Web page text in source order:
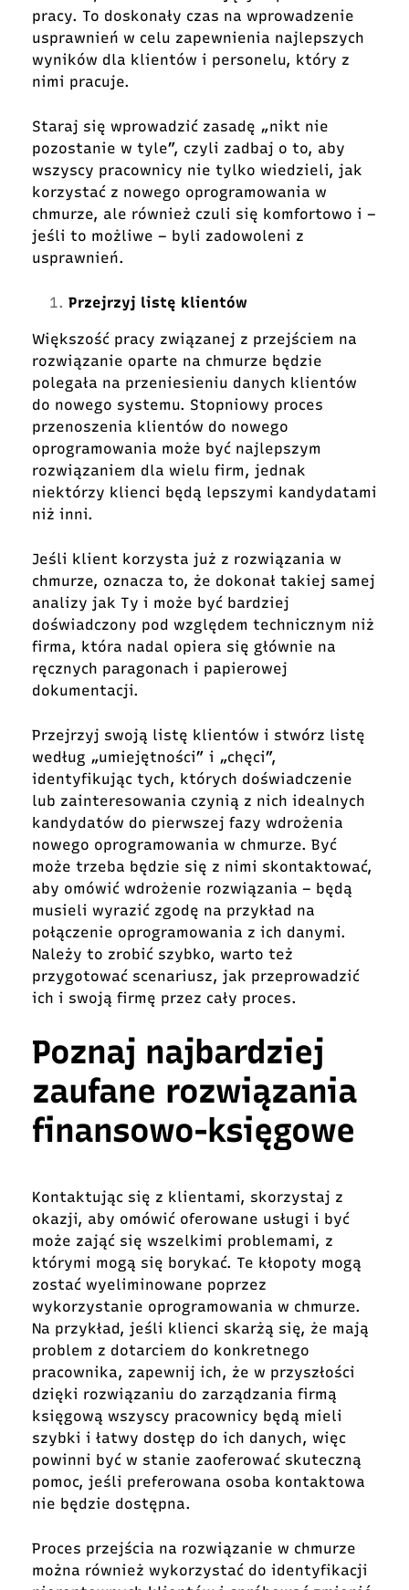
pracy. To doskonały czas na wprowadzenie
usprawnień w celu zapewnienia najlepszych
wyników dla klientów i personelu, który z
nimi pracuje.
Staraj się wprowadzić zasadę „nikt nie
pozostanie w tyle”, czyli zadbaj o to, aby
wszyscy pracownicy nie tylko wiedzieli, jak
korzystać z nowego oprogramowania w
chmurze, ale również czuli się komfortowo i –
jeśli to możliwe – byli zadowoleni z
usprawnień.
Przejrzyj listę klientów
Większość pracy związanej z przejściem na
rozwiązanie oparte na chmurze będzie
polegała na przeniesieniu danych klientów
do nowego systemu. Stopniowy proces
przenoszenia klientów do nowego
oprogramowania może być najlepszym
rozwiązaniem dla wielu firm, jednak
niektórzy klienci będą lepszymi kandydatami
niż inni.
Jeśli klient korzysta już z rozwiązania w
chmurze, oznacza to, że dokonał takiej samej
analizy jak Ty i może być bardziej
doświadczony pod względem technicznym niż
firma, która nadal opiera się głównie na
ręcznych paragonach i papierowej
dokumentacji.
Przejrzyj swoją listę klientów i stwórz listę
według „umiejętności” i „chęci”,
identyfikując tych, których doświadczenie
lub zainteresowania czynią z nich idealnych
kandydatów do pierwszej fazy wdrożenia
nowego oprogramowania w chmurze. Być
może trzeba będzie się z nimi skontaktować,
aby omówić wdrożenie rozwiązania – będą
musieli wyrazić zgodę na przykład na
połączenie oprogramowania z ich danymi.
Należy to zrobić szybko, warto też
przygotować scenariusz, jak przeprowadzić
ich i swoją firmę przez cały proces.
Poznaj najbardziej
zaufane rozwiązania
finansowo-księgowe
Kontaktując się z klientami, skorzystaj z
okazji, aby omówić oferowane usługi i być
może zająć się wszelkimi problemami, z
którymi mogą się borykać. Te kłopoty mogą
zostać wyeliminowane poprzez
wykorzystanie oprogramowania w chmurze.
Na przykład, jeśli klienci skarżą się, że mają
problem z dotarciem do konkretnego
pracownika, zapewnij ich, że w przyszłości
dzięki rozwiązaniu do zarządzania firmą
księgową wszyscy pracownicy będą mieli
szybki i łatwy dostęp do ich danych, więc
powinni być w stanie zaoferować skuteczną
pomoc, jeśli preferowana osoba kontaktowa
nie będzie dostępna.
Proces przejścia na rozwiązanie w chmurze
można również wykorzystać do identyfikacji